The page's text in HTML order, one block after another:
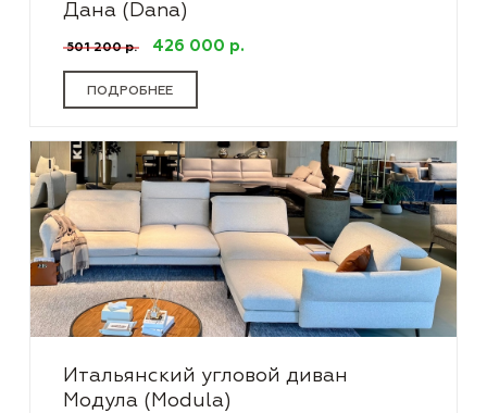
Дана (Dana)
501 200 р. 426 000 р.
ПОДРОБНЕЕ
Итальянский угловой диван
Модула (Modula)